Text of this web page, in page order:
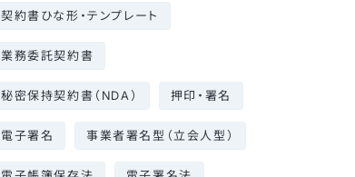
契約書ひな形・テンプレート
業務委託契約書
秘密保持契約書（NDA） 押印・署名
電子署名 事業者署名型（立会人型）